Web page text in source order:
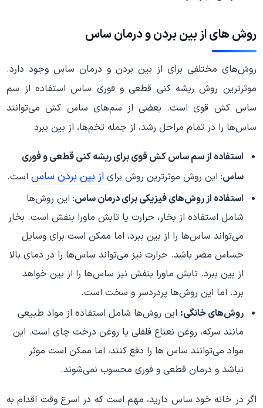
روش‌ های از بین بردن و درمان ساس
روش‌های مختلفی برای از بین بردن و درمان ساس وجود دارد.
موثرترین روش ریشه کنی قطعی و فوری ساس استفاده از سم
ساس کش قوی است. بعضی از سم‌های ساس کش می‌توانند
ساس‌ها را در تمام مراحل رشد، از جمله تخم‌ها، از بین ببرد
استفاده از سم ساس کش قوی برای ریشه کنی قطعی و فوری
ساس: این روش موثرترین روش برای از بین بردن ساس است.
استفاده از روش‌های فیزیکی برای درمان ساس: این روش‌ها
شامل استفاده از بخار، حرارت یا تابش ماورا بنفش است. بخار
می‌تواند ساس‌ها را از بین ببرد، اما ممکن است برای وسایل
حساس مضر باشد. حرارت نیز می‌تواند ساس‌ها را در دمای بالا
از بین ببرد. تابش ماورا بنفش نیز ساس‌ها را از بین خواهد
برد. اما این روش‌ها پردردسر و سخت است.
روش‌های خانگی: این روش‌ها شامل استفاده از مواد طبیعی
مانند سرکه، روغن نعناع فلفلی یا روغن درخت چای است. این
مواد می‌توانند ساس ها را دفع کنند، اما ممکن است موثر
نباشد و درمان قطعی و فوری محسوب نمی‌شوند.
اگر در خانه خود ساس دارید، مهم است که در اسرع وقت اقدام به